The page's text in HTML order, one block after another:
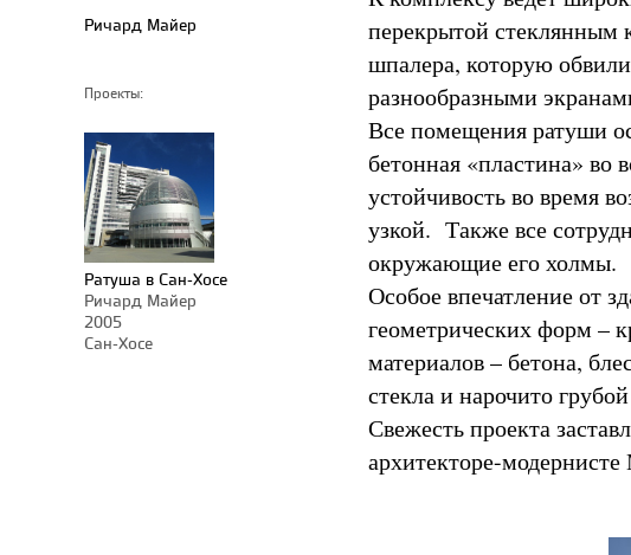
Ричард Майер
Проекты:
Ратуша в Сан-Хосе
Ричард Майер
2005
Сан-Хосе
перекрытой стеклянным
шпалера, которую
разнообразными
Все помещения ратуши
бетонная «пластина» во
устойчивость во время
узкой. Также все
окружающие его холмы.
Особое впечатление от
геометрических форм –
материалов – бетона,
стекла и нарочито
Свежесть проекта
архитекторе-